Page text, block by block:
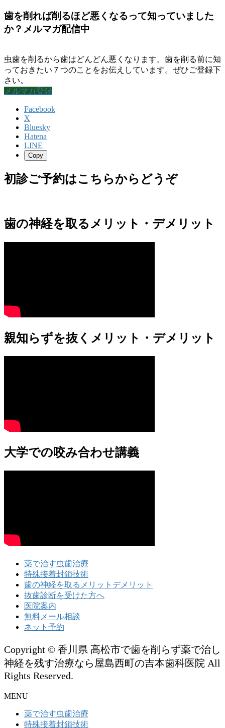
歯を削れば削るほど悪くなるって知っていました
か？メルマガ配信中
虫歯を削るから歯はどんどん悪くなります。歯を削る前に知
っておきたい７つのことをお伝えしています。ぜひご登録下
さい。
メルマガ登録
Facebook
X
Bluesky
Hatena
LINE
Copy
初診ご予約はこちらからどうぞ
歯の神経を取るメリット・デメリット
親知らずを抜くメリット・デメリット
大学での咬み合わせ講義
薬で治す虫歯治療
特殊接着封鎖技術
歯の神経を取るメリットデメリット
抜歯診断を受けた方へ
医院案内
無料メール相談
ネット予約
Copyright © 香川県 高松市で歯を削らず薬で治し
神経を残す治療なら屋島西町の吉本歯科医院 All
Rights Reserved.
MENU
薬で治す虫歯治療
特殊接着封鎖技術